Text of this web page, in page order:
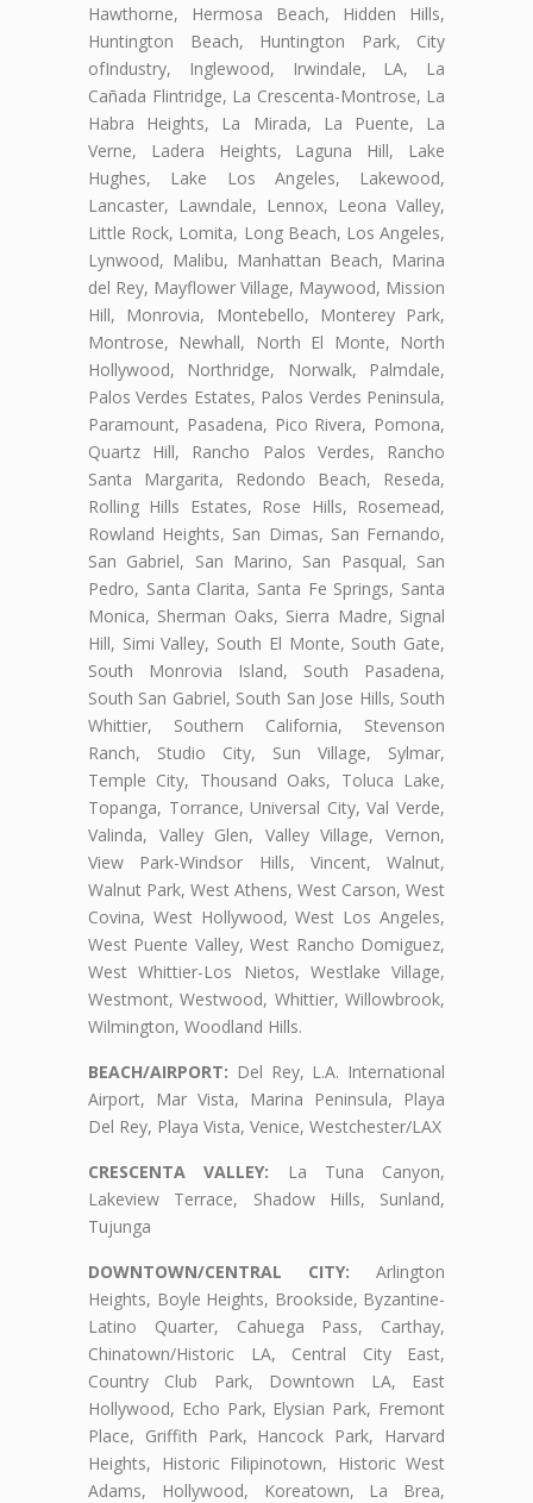
Hawthorne, Hermosa Beach, Hidden Hills,
Huntington Beach, Huntington Park, City
ofIndustry, Inglewood, Irwindale, LA, La
Cañada Flintridge, La Crescenta-Montrose, La
Habra Heights, La Mirada, La Puente, La
Verne, Ladera Heights, Laguna Hill, Lake
Hughes, Lake Los Angeles, Lakewood,
Lancaster, Lawndale, Lennox, Leona Valley,
Little Rock, Lomita, Long Beach, Los Angeles,
Lynwood, Malibu, Manhattan Beach, Marina
del Rey, Mayflower Village, Maywood, Mission
Hill, Monrovia, Montebello, Monterey Park,
Montrose, Newhall, North El Monte, North
Hollywood, Northridge, Norwalk, Palmdale,
Palos Verdes Estates, Palos Verdes Peninsula,
Paramount, Pasadena, Pico Rivera, Pomona,
Quartz Hill, Rancho Palos Verdes, Rancho
Santa Margarita, Redondo Beach, Reseda,
Rolling Hills Estates, Rose Hills, Rosemead,
Rowland Heights, San Dimas, San Fernando,
San Gabriel, San Marino, San Pasqual, San
Pedro, Santa Clarita, Santa Fe Springs, Santa
Monica, Sherman Oaks, Sierra Madre, Signal
Hill, Simi Valley, South El Monte, South Gate,
South Monrovia Island, South Pasadena,
South San Gabriel, South San Jose Hills, South
Whittier, Southern California, Stevenson
Ranch, Studio City, Sun Village, Sylmar,
Temple City, Thousand Oaks, Toluca Lake,
Topanga, Torrance, Universal City, Val Verde,
Valinda, Valley Glen, Valley Village, Vernon,
View Park-Windsor Hills, Vincent, Walnut,
Walnut Park, West Athens, West Carson, West
Covina, West Hollywood, West Los Angeles,
West Puente Valley, West Rancho Domiguez,
West Whittier-Los Nietos, Westlake Village,
Westmont, Westwood, Whittier, Willowbrook,
Wilmington, Woodland Hills.
BEACH/AIRPORT: Del Rey, L.A. International
Airport, Mar Vista, Marina Peninsula, Playa
Del Rey, Playa Vista, Venice, Westchester/LAX
CRESCENTA VALLEY: La Tuna Canyon,
Lakeview Terrace, Shadow Hills, Sunland,
Tujunga
DOWNTOWN/CENTRAL CITY: Arlington
Heights, Boyle Heights, Brookside, Byzantine-
Latino Quarter, Cahuega Pass, Carthay,
Chinatown/Historic LA, Central City East,
Country Club Park, Downtown LA, East
Hollywood, Echo Park, Elysian Park, Fremont
Place, Griffith Park, Hancock Park, Harvard
Heights, Historic Filipinotown, Historic West
Adams, Hollywood, Koreatown, La Brea,